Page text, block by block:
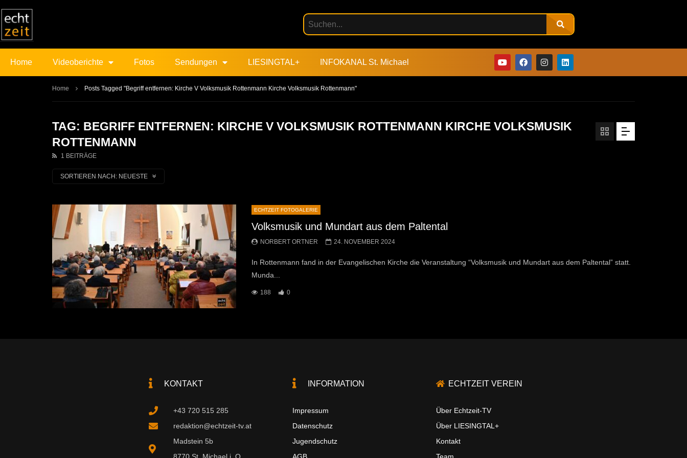
Home Videoberichte Fotos Sendungen LIESINGTAL+ INFOKANAL St. Michael
Home Posts Tagged "Begriff entfernen: Kirche V Volksmusik Rottenmann Kirche Volksmusik Rottenmann"
TAG: BEGRIFF ENTFERNEN: KIRCHE V VOLKSMUSIK ROTTENMANN KIRCHE VOLKSMUSIK
ROTTENMANN
1 BEITRÄGE
SORTIEREN NACH: NEUESTE
ECHTZEIT FOTOGALERIE
Volksmusik und Mundart aus dem Paltental
NORBERT ORTNER 24. NOVEMBER 2024
In Rottenmann fand in der Evangelischen Kirche die Veranstaltung “Volksmusik und Mundart aus dem Paltental” statt.
Munda...
188 0
KONTAKT
+43 720 515 285
redaktion@echtzeit-tv.at
Madstein 5b
8770 St. Michael i. O.
INFORMATION
Impressum
Datenschutz
Jugendschutz
AGB
ECHTZEIT VEREIN
Über Echtzeit-TV
Über LIESINGTAL+
Kontakt
Team